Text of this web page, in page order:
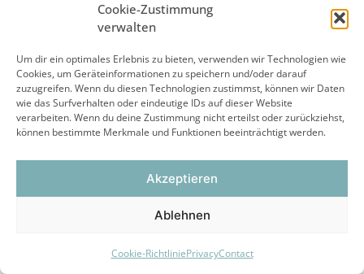
Cookie-Zustimmung
verwalten
Um dir ein optimales Erlebnis zu bieten, verwenden wir Technologien wie
Cookies, um Geräteinformationen zu speichern und/oder darauf
zuzugreifen. Wenn du diesen Technologien zustimmst, können wir Daten
wie das Surfverhalten oder eindeutige IDs auf dieser Website
verarbeiten. Wenn du deine Zustimmung nicht erteilst oder zurückziehst,
können bestimmte Merkmale und Funktionen beeinträchtigt werden.
Akzeptieren
Ablehnen
Cookie-RichtliniePrivacyContact
Datenschutz|Impressum